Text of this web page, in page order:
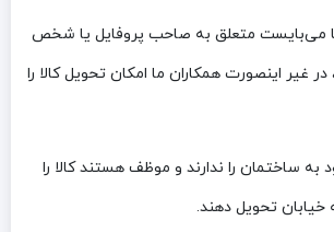
می‌بایست متعلق به صاحب پروفایل یا شخص
غیر اینصورت همکاران ما امکان تحویل کالا را
به ساختمان را ندارند و موظف هستند کالا را
تحویل دهند.